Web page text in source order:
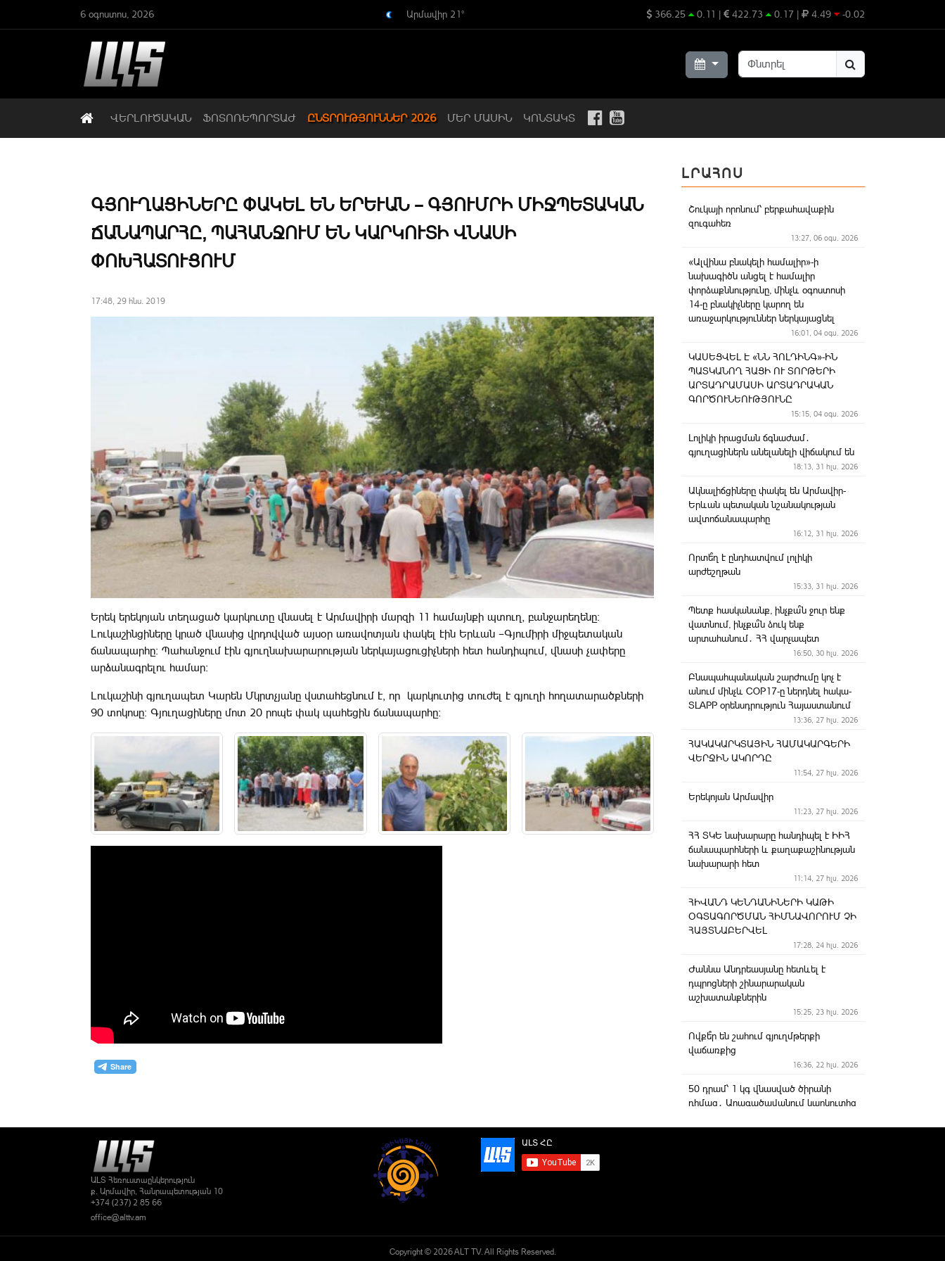
6 օգոստոս, 2026 Արմավիր 21° 366.25 0.11 | 422.73 0.17 | 4.49 -0.02
ՎԵՐԼՈՒԾԱԿԱՆ ՖՈՏՈՌԵՊՈՐՏԱԺ ԸՆՏՐՈՒԹՅՈՒՆՆԵՐ 2026 ՄԵՐ ՄԱՍԻՆ ԿՈՆՏԱԿՏ
ԳՅՈՒՂԱՑԻՆԵՐԸ ՓԱԿԵԼ ԵՆ ԵՐԵՒԱՆ – ԳՅՈՒՄՐԻ ՄԻՋՊԵՏԱԿԱՆ Ճ
ԱՆԱՊԱՐՀԸ, ՊԱՀԱՆՋՈՒՄ ԵՆ ԿԱՐԿՈՒՏԻ ՎՆԱՍԻ Փ
ՈԽՀԱՏՈՒՑՈՒՄ
17:48, 29 հնս. 2019
Երեկ երեկոյան տեղացած կարկուտը վնասել է Արմավիրի մարզի 11 համայնքի պտուղ, բանջարեղենը:
Լուկաշինցիները կրած վնասից վրդովված այսօր առավոտյան փակել էին Երևան –Գյումիրի միջպետական
ճանապարհը: Պահանջում էին գյուղնախարարության ներկայացուցիչների հետ հանդիպում, վնասի չափերը
արձանագրելու համար:
Լուկաշինի գյուղապետ Կարեն Մկրտչյանը վստահեցնում է, որ կարկուտից տուժել է գյուղի հողատարածքների
90 տոկոսը: Գյուղացիները մոտ 20 րոպե փակ պահեցին ճանապարհը:
ԼՐԱՀՈՍ
Շուկայի որոնում՝ բերքահավաքին
զուգահեռ
13:27, 06 օգս. 2026
«Ալվինա բնակելի համալիր»-ի
նախագիծն անցել է համալիր
փորձաքննությունը, մինչև օգոստոսի
14-ը բնակիչները կարող են
առաջարկություններ ներկայացնել
16:01, 04 օգս. 2026
ԿԱՍԵՑՎԵԼ Է «ՆՆ ՀՈԼԴԻՆԳ»-ԻՆ
ՊԱՏԿԱՆՈՂ ՀԱՑԻ ՈՒ ՏՈՐԹԵՐԻ
ԱՐՏԱԴՐԱՄԱՍԻ ԱՐՏԱԴՐԱԿԱՆ
ԳՈՐԾՈՒՆԵՈՒԹՅՈՒՆԸ
15:15, 04 օգս. 2026
Լոլիկի իրացման ճգնաժամ․
գյուղացիներն անելանելի վիճակում են
18:13, 31 հլս. 2026
Ակնալիճցիները փակել են Արմավիր-
Երևան պետական նշանակության
ավտոճանապարհը
16:12, 31 հլս. 2026
Որտե՞ղ է ընդհատվում լոլիկի
արժեշղթան
15:33, 31 հլս. 2026
Պետք հասկանանք, ինչքա՞ն ջուր ենք
վատնում, ինչքա՞ն ձուկ ենք
արտահանում․ ՀՀ վարչապետ
16:50, 30 հլս. 2026
Բնապահպանական շարժումը կոչ է
անում մինչև COP17-ը ներդնել հակա-
SLAPP օրենսդրություն Հայաստանում
13:36, 27 հլս. 2026
ՀԱԿԱԿԱՐԿՏԱՅԻՆ ՀԱՄԱԿԱՐԳԵՐԻ
ՎԵՐՋԻՆ ԱԿՈՐԴԸ
11:54, 27 հլս. 2026
Երեկոյան Արմավիր
11:23, 27 հլս. 2026
ՀՀ ՏԿԵ նախարարը հանդիպել է ԻԻՀ
ճանապարհների և քաղաքաշինության
նախարարի հետ
11:14, 27 հլս. 2026
ՀԻՎԱՆԴ ԿԵՆԴԱՆԻՆԵՐԻ ԿԱԹԻ
ՕԳՏԱԳՈՐԾՄԱՆ ՀԻՄՆԱՎՈՐՈՒՄ ՉԻ
ՀԱՅՏՆԱԲԵՐՎԵԼ
17:28, 24 հլս. 2026
Ժաննա Անդրեասյանը հետևել է
դպրոցների շինարարական
աշխատանքներին
15:25, 23 հլս. 2026
Ովքե՞ր են շահում գյուղմթերքի
վաճառքից
16:36, 22 հլս. 2026
50 դրամ՝ 1 կգ վնասված ծիրանի
դիմաց․ Արագածավանում կարկուտից
է
միջոցառում
ԱԼՏ Հեռուստաընկերություն
ք. Արմավիր, Հանրապետության 10
+374 (237) 2 85 66
office@alttv.am
Copyright © 2026 ALT TV. All Rights Reserved.